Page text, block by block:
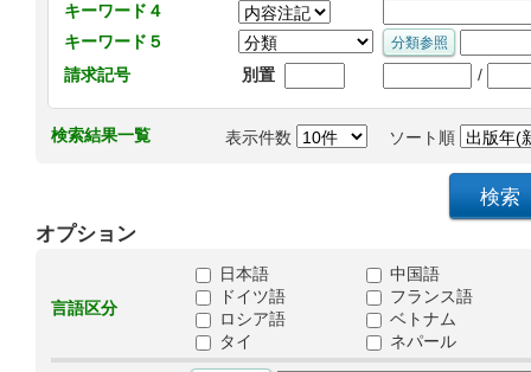
キーワード４
キーワード５
請求記号
別置 /
検索結果一覧 表示件数 ソート順
オプション
言語区分
日本語
中国語
ドイツ語
フランス語
ロシア語
ベトナム
タイ
ネパール